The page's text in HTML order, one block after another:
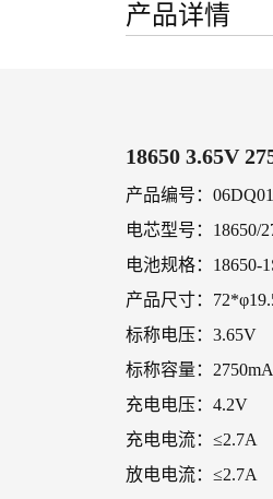
产品详情
18650 3.65V
产品编号：
电芯型号：18650/
电池规格：18650-
产品尺寸：
标称电压：3.65V
标称容量：
充电电压：4.2V
充电电流：≤2.7A
放电电流：≤2.7A